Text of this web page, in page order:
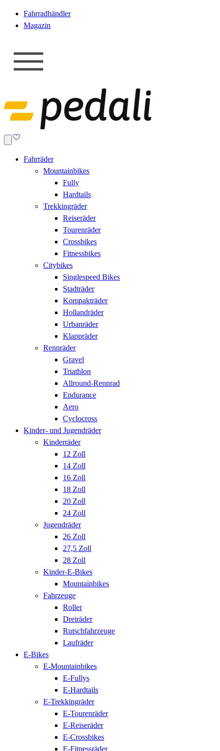
Fahrradhändler
Magazin
Fahrräder
Mountainbikes
Fully
Hardtails
Trekkingräder
Reiseräder
Tourenräder
Crossbikes
Fitnessbikes
Citybikes
Singlespeed Bikes
Stadträder
Kompakträder
Hollandräder
Urbanräder
Klappräder
Rennräder
Gravel
Triathlon
Allround-Rennrad
Endurance
Aero
Cyclocross
Kinder- und Jugendräder
Kinderräder
12 Zoll
14 Zoll
16 Zoll
18 Zoll
20 Zoll
24 Zoll
Jugendräder
26 Zoll
27,5 Zoll
28 Zoll
Kinder-E-Bikes
Mountainbikes
Fahrzeuge
Roller
Dreiräder
Rutschfahrzeuge
Laufräder
E-Bikes
E-Mountainbikes
E-Fullys
E-Hardtails
E-Trekkingräder
E-Tourenräder
E-Reiseräder
E-Crossbikes
E-Fitnessräder